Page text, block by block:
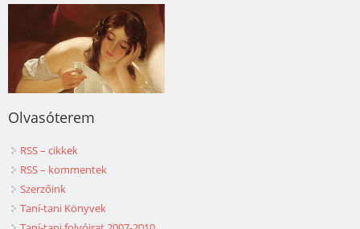
Olvasóterem
RSS – cikkek
RSS – kommentek
Szerzőink
Taní-tani Könyvek